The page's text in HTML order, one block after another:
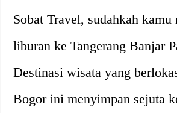
Sobat Travel, sudahkah kamu
liburan ke Tangerang Banjar
Destinasi wisata yang
Bogor ini menyimpan sejuta